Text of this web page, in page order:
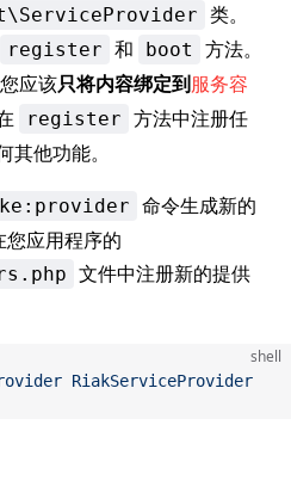
类。
register 和 boot
方法。
应该只将内容绑定到服务容
register 方法中注册任
他功能。
命令生成新的
应用程序的
文件中注册新的提供
shell
RiakServiceProvider